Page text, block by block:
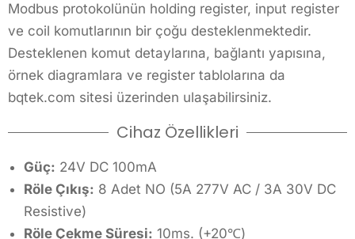
Modbus protokolünün holding register, input register
ve coil komutlarının bir çoğu desteklenmektedir.
Desteklenen komut detaylarına, bağlantı yapısına,
örnek diagramlara ve register tablolarına da
bqtek.com sitesi üzerinden ulaşabilirsiniz.
Cihaz Özellikleri
Güç: 24V DC 100mA
Röle Çıkış: 8 Adet NO (5A 277V AC / 3A 30V DC
Resistive)
Röle Çekme Süresi: 10ms. (+20℃)